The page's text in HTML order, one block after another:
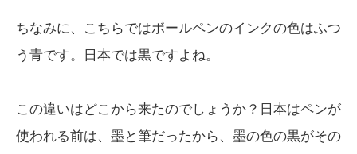
ちなみに、こちらではボールペンのインクの色はふつ
う青です。日本では黒ですよね。
この違いはどこから来たのでしょうか？日本はペンが
使われる前は、墨と筆だったから、墨の色の黒がその